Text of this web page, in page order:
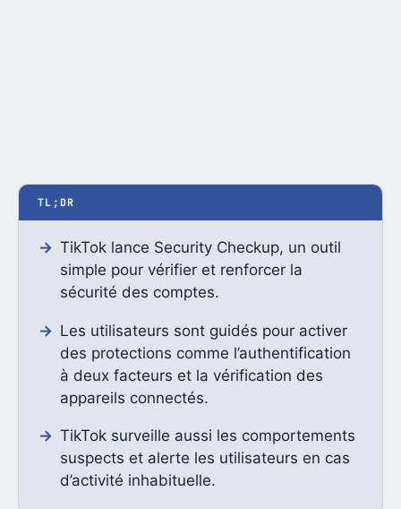
TL;DR
TikTok lance Security Checkup, un outil
simple pour vérifier et renforcer la
sécurité des comptes.
Les utilisateurs sont guidés pour activer
des protections comme l’authentification
à deux facteurs et la vérification des
appareils connectés.
TikTok surveille aussi les comportements
suspects et alerte les utilisateurs en cas
d’activité inhabituelle.